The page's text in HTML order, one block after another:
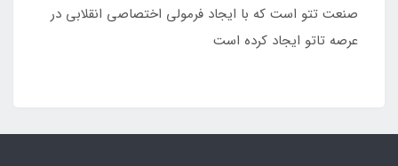
صنعت تتو است که با ایجاد فرمولی اختصاصی انقلابی در
عرصه تاتو ایجاد کرده است